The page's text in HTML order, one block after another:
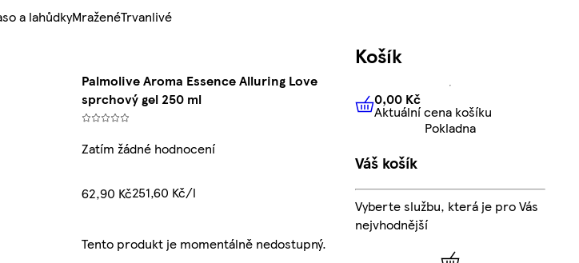
a lahůdkyMraženéTrvanlivé
Palmolive Aroma Essence Alluring Love
sprchový gel 250 ml
Zatím žádné hodnocení
62,90 Kč251,60 Kč/l
Tento produkt je momentálně nedostupný.
Košík
0,00 KčAktuální cena košíku
0,00 Kč
Aktuální cena košíku
Pokladna
Váš košík
Vyberte službu, která je pro Vás
nejvhodnější